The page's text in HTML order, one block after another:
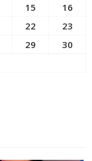
15
16
22
23
29
30